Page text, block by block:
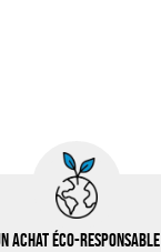
achat éco-responsable